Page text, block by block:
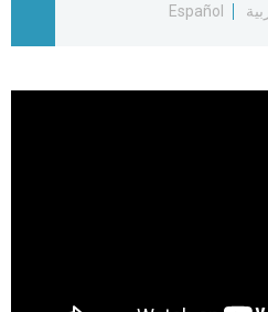
人物訪談
Español